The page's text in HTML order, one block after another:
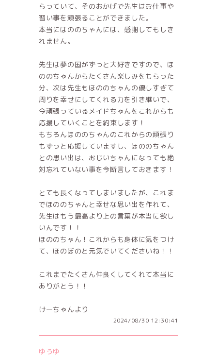
らっていて、そのおかげで先生はお仕事や
習い事を頑張ることができました。
本当にはののちゃんには、感謝してもしき
れません。
先生は夢の国がずっと大好きですので、ほ
ののちゃんからたくさん楽しみをもらった
分、次は先生もほののちゃんの優しすぎて
周りを幸せにしてくれる力を引き継いで、
今頑張っているメイドちゃんをこれからも
応援していくことを約束します！
もちろんほののちゃんのこれからの頑張り
もずっと応援していますし、ほののちゃん
との思い出は、おじいちゃんになっても絶
対忘れていない事を今断言しておきます！
とても長くなってしまいましたが、これま
でほののちゃんと幸せな思い出を作れて、
先生はもう最高より上の言葉が本当に欲し
いんです！！
ほののちゃん！これからも身体に気をつけ
て、ほのぼのと元気でいてくださいね！！
これまでたくさん仲良くしてくれて本当に
ありがとう！！
けーちゃんより
2024/08/30 12:30:41
ゆうゆ